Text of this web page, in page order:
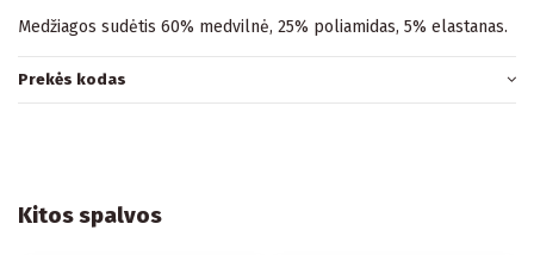
Medžiagos sudėtis 60% medvilnė, 25% poliamidas, 5% elastanas.
Prekės kodas
Kitos spalvos